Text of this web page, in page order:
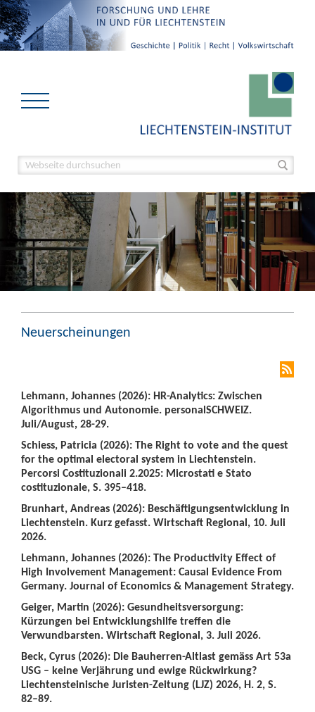
Neuerscheinungen
Lehmann, Johannes (2026): HR-Analytics: Zwischen
Algorithmus und Autonomie. personalSCHWEIZ.
Juli/August, 28-29.
Schiess, Patricia (2026): The Right to vote and the quest
for the optimal electoral system in Liechtenstein.
Percorsi Costituzionali 2.2025: Microstati e Stato
costituzionale, S. 395–418.
Brunhart, Andreas (2026): Beschäftigungsentwicklung in
Liechtenstein. Kurz gefasst. Wirtschaft Regional, 10. Juli
2026.
Lehmann, Johannes (2026): The Productivity Effect of
High Involvement Management: Causal Evidence From
Germany. Journal of Economics & Management Strategy.
Geiger, Martin (2026): Gesundheitsversorgung:
Kürzungen bei Entwicklungshilfe treffen die
Verwundbarsten. Wirtschaft Regional, 3. Juli 2026.
Beck, Cyrus (2026): Die Bauherren-Altlast gemäss Art 53a
USG – keine Verjährung und ewige Rückwirkung?
Liechtensteinische Juristen-Zeitung (LJZ) 2026, H. 2, S.
82–89.